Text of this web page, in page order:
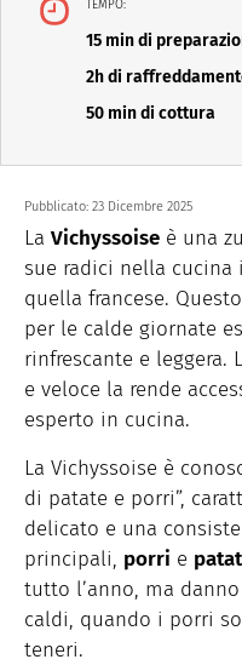
TEMPO:
15 min di
2h di
50 min di cottura
Pubblicato: 23 Dicembre 2025
La Vichyssoise è una
sue radici nella
quella francese.
per le calde giornate
rinfrescante e leggera.
e veloce la rende
esperto in cucina.
La Vichyssoise è
di patate e porri”,
delicato e una
principali, porri e
tutto l’anno, ma
caldi, quando i porri
teneri.